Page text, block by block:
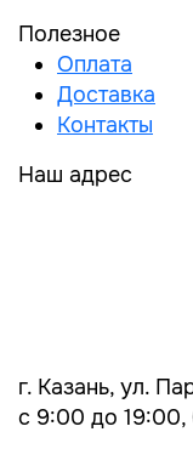
Полезное
Оплата
Доставка
Контакты
Наш адрес
г. Казань, ул.
с 9:00 до 19:00,